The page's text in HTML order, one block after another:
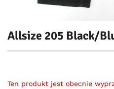
Allsize 205 Black/
Ten produkt jest obecnie